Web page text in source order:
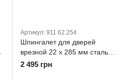
Артикул: 911.62.254
Шпингалет для дверей
врезной 22 x 285 мм сталь
оцинкованный матовый
2 495 грн